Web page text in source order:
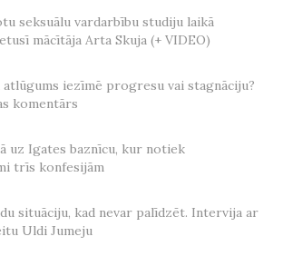
seksuālu vardarbību studiju laikā
mācītāja Arta Skuja (+ VIDEO)
atlūgums iezīmē progresu vai stagnāciju?
komentārs
uz Igates baznīcu, kur notiek
trīs konfesijām
situāciju, kad nevar palīdzēt. Intervija ar
Uldi Jumeju